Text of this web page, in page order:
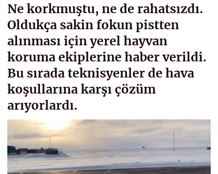
Ne korkmuştu, ne de rahatsızdı.
Oldukça sakin fokun pistten
alınması için yerel hayvan
koruma ekiplerine haber verildi.
Bu sırada teknisyenler de hava
koşullarına karşı çözüm
arıyorlardı.